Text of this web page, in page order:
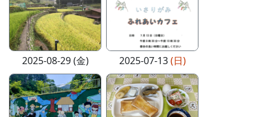
2025-08-29 (金) 2025-07-13(日)